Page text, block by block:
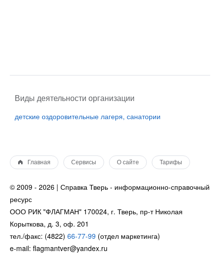
Виды деятельности организации
детские оздоровительные лагеря, санатории
Главная Сервисы О сайте Тарифы
© 2009 - 2026 | Справка Тверь - информационно-справочный
ресурс
ООО РИК "ФЛАГМАН" 170024, г. Тверь, пр-т Николая
Корыткова, д. 3, оф. 201
тел./факс: (4822) 66-77-99 (отдел маркетинга)
e-mail: flagmantver@yandex.ru